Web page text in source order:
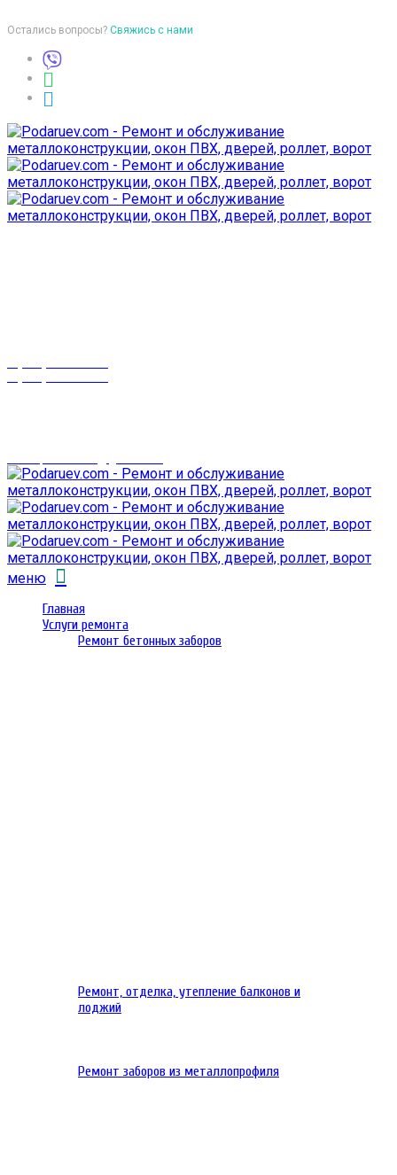
Остались вопросы? Свяжись с нами
меню
Главная
Услуги ремонта
Ремонт бетонных заборов
Ремонт, отделка, утепление балконов и
лоджий
Ремонт заборов из металлопрофиля